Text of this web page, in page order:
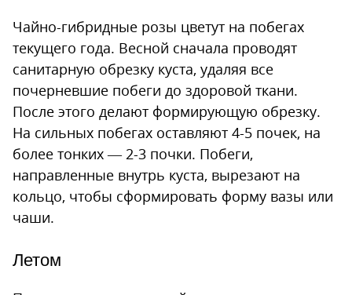
Чайно-гибридные розы цветут на побегах
текущего года. Весной сначала проводят
санитарную обрезку куста, удаляя все
почерневшие побеги до здоровой ткани.
После этого делают формирующую обрезку.
На сильных побегах оставляют 4-5 почек, на
более тонких — 2-3 почки. Побеги,
направленные внутрь куста, вырезают на
кольцо, чтобы сформировать форму вазы или
чаши.
Летом